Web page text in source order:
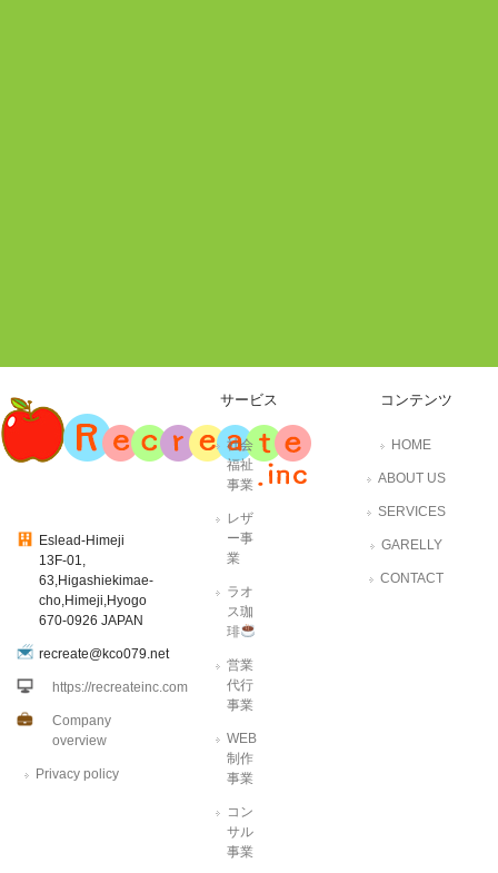
Eslead-Himeji
13F-01,
63,Higashiekimae-
cho,Himeji,Hyogo
670-0926 JAPAN
recreate@kco079.net
https://recreateinc.com
Company
overview
Privacy policy
サービス
社会
福祉
事業
レザ
ー事
業
ラオ
ス珈
琲
営業
代行
事業
WEB
制作
事業
コン
サル
事業
コンテンツ
HOME
ABOUT US
SERVICES
GARELLY
CONTACT